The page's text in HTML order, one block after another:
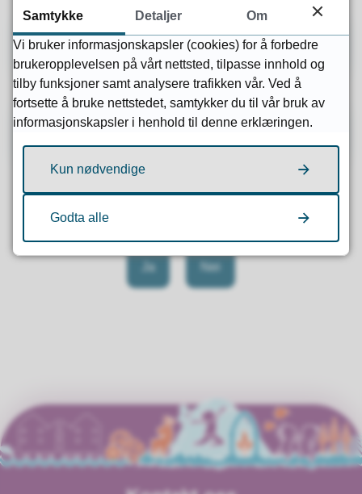
Dispensasjon
Ferdigattest
Fant du det du lette etter?
Ja Nei
Samtykke Detaljer Om
Vi bruker informasjonskapsler (cookies) for å forbedre
brukeropplevelsen på vårt nettsted, tilpasse innhold og
tilby funksjoner samt analysere trafikken vår. Ved å
fortsette å bruke nettstedet, samtykker du til vår bruk av
informasjonskapsler i henhold til denne erklæringen.
Kun nødvendige
Godta alle